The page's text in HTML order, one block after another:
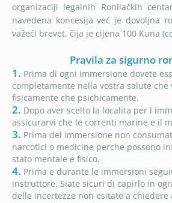
organizaciji legalnih Ronilačkih
navedena koncesija već je dovoljna
važeći brevet, čija je cijena 100 Kuna
Pravila za sigurno
1. Prima di ogni immersione dovete
completamente nella vostra salute che
fisicamente che psichicamente.
2. Dopo aver scelto la localita per l
assicurarvi che le correnti marine e il
3. Prima del immersione non
narcotici o medicine perche possono
stato mentale e fisico.
4. Prima e durante le immersioni
instruttore. Siate sicuri di capirlo in
delle incertezze non esitate a chiedere